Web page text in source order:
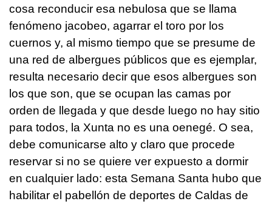
cosa reconducir esa nebulosa que se llama
fenómeno jacobeo, agarrar el toro por los
cuernos y, al mismo tiempo que se presume de
una red de albergues públicos que es ejemplar,
resulta necesario decir que esos albergues son
los que son, que se ocupan las camas por
orden de llegada y que desde luego no hay sitio
para todos, la Xunta no es una oenegé. O sea,
debe comunicarse alto y claro que procede
reservar si no se quiere ver expuesto a dormir
en cualquier lado: esta Semana Santa hubo que
habilitar el pabellón de deportes de Caldas de